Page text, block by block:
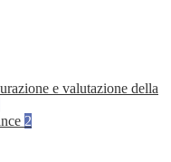
e valutazione della
2